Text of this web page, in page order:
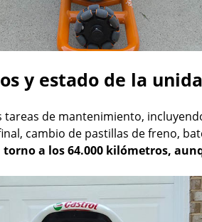
y estado de la
tareas de mantenimiento,
cambio de pastillas de freno,
a los 64.000 kilómetros,